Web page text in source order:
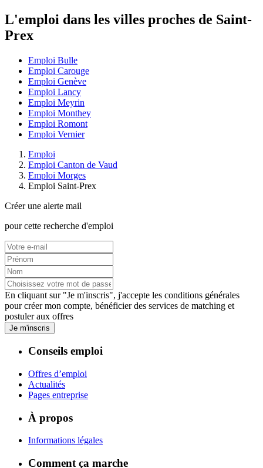
L'emploi dans les villes proches de Saint-
Prex
Emploi Bulle
Emploi Carouge
Emploi Genève
Emploi Lancy
Emploi Meyrin
Emploi Monthey
Emploi Romont
Emploi Vernier
Emploi
Emploi Canton de Vaud
Emploi Morges
Emploi Saint-Prex
Créer une alerte mail
pour cette recherche d'emploi
En cliquant sur "Je m'inscris", j'accepte les conditions générales
pour créer mon compte, bénéficier des services de matching et
postuler aux offres
Je m'inscris
Conseils emploi
Offres d’emploi
Actualités
Pages entreprise
À propos
Informations légales
Comment ça marche